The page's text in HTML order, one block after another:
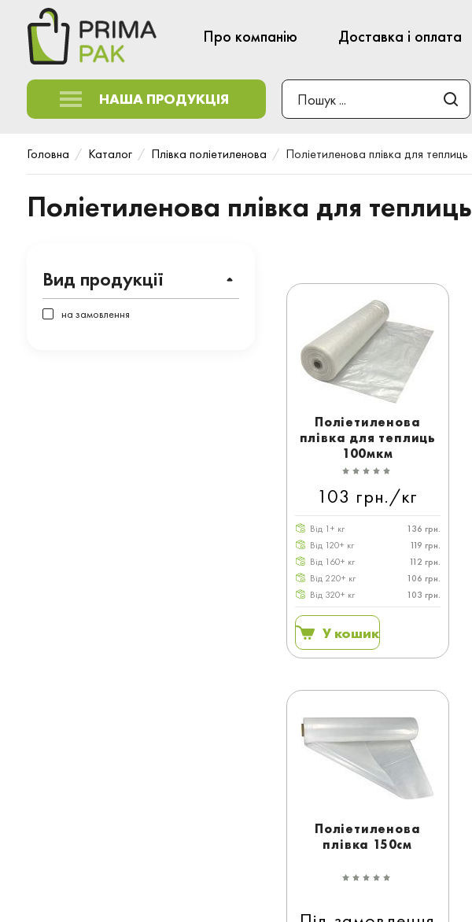
Про компанію Доставка і оплата
НАША ПРОДУКЦІЯ
Головна Каталог Плівка поліетиленова Поліетиленова плівка для теплиць
Поліетиленова плівка для теплиць
Вид продукції
на замовлення
Поліетиленова
плівка для теплиць
100мкм
103 грн./кг
Від 1+ кг
136 грн.
Від 120+ кг
119 грн.
Від 160+ кг
112 грн.
Від 220+ кг
106 грн.
Від 320+ кг
103 грн.
У кошик
Поліетиленова
плівка 150см